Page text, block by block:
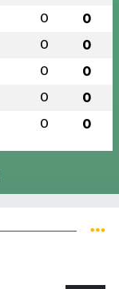
0 0
0 0
0 0
0 0
0 0